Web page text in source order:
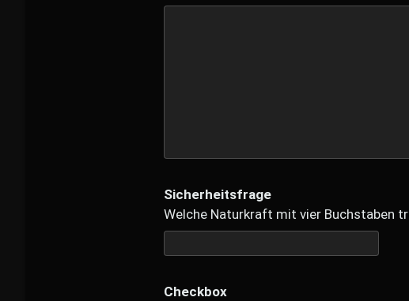
Sicherheitsfrage
Welche Naturkraft mit vier Buchstaben
Checkbox